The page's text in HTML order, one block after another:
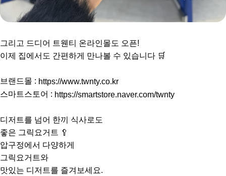
그리고 드디어 트웬티 온라인몰도 오픈!
이제 집에서도 간편하게 만나볼 수 있습니다 🛒
브랜드몰 : https://www.twnty.co.kr
스마트스토어 : https://smartstore.naver.com/twnty
디저트를 넘어 한끼 식사로도
좋은 그릭요거트 🥄
압구정에서 다양하게
그릭요거트와
맛있는 디저트를 즐겨보세요.